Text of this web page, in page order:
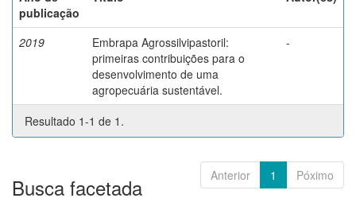
publicação
2019
Embrapa Agrossilvipastoril:
primeiras contribuições para o
desenvolvimento de uma
agropecuária sustentável.
-
Resultado 1-1 de 1.
Anterior 1 Póximo
Busca facetada